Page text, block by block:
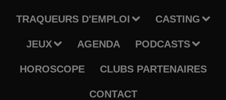
TRAQUEURS D'EMPLOI CASTING
JEUX AGENDA PODCASTS
HOROSCOPE CLUBS PARTENAIRES
CONTACT